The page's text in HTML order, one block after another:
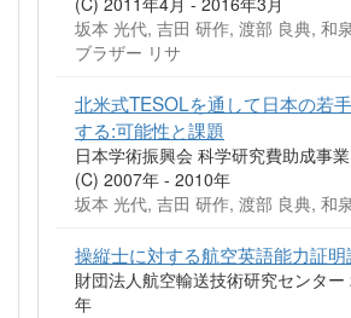
坂本 光代, 吉田 研作, 渡部 良典, 和
ブラザー リサ
北米式TESOLを通して日本の若
する:可能性と課題
日本学術振興会 科学研究費助成事
(C) 2007年 - 2010年
坂本 光代, 吉田 研作, 渡部 良典, 和
操縦士に対する航空英語能力証
財団法人航空輸送技術研究センタ
年